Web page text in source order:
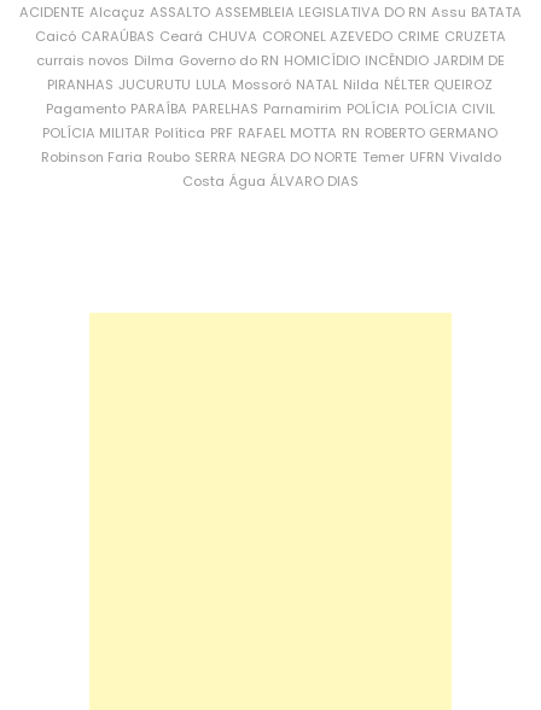
ACIDENTE Alcaçuz ASSALTO ASSEMBLEIA LEGISLATIVA DO RN Assu BATATA
Caicó CARAÚBAS Ceará CHUVA CORONEL AZEVEDO CRIME CRUZETA
currais novos Dilma Governo do RN HOMICÍDIO INCÊNDIO JARDIM DE
PIRANHAS JUCURUTU LULA Mossoró NATAL Nilda NÉLTER QUEIROZ
Pagamento PARAÍBA PARELHAS Parnamirim POLÍCIA POLÍCIA CIVIL
POLÍCIA MILITAR Política PRF RAFAEL MOTTA RN ROBERTO GERMANO
Robinson Faria Roubo SERRA NEGRA DO NORTE Temer UFRN Vivaldo
Costa Água ÁLVARO DIAS